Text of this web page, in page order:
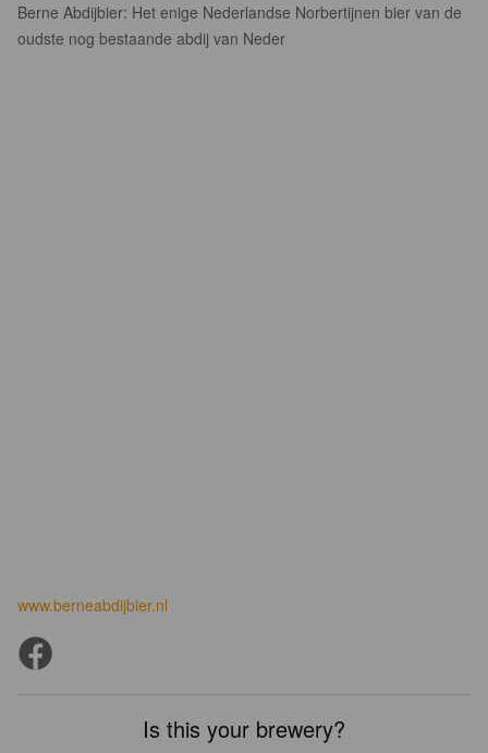
Berne Abdijbier: Het enige Nederlandse Norbertijnen bier van de
oudste nog bestaande abdij van Neder
www.berneabdijbier.nl
Is this your brewery?